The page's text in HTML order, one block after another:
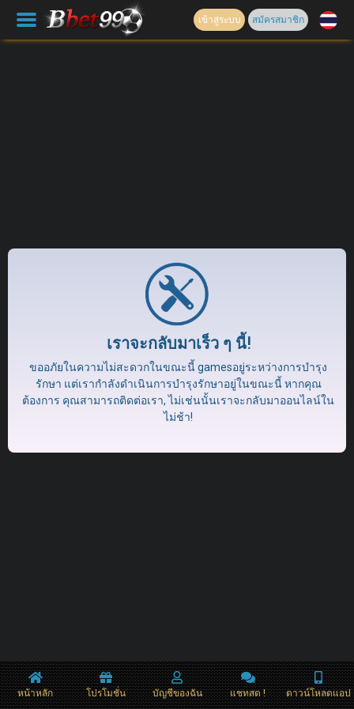
เข้าสู่ระบบ สมัครสมาชิก
เราจะกลับมาเร็ว ๆ นี้!
ขออภัยในความไม่สะดวกในขณะนี้ gamesอยู่ระหว่างการบำรุง
รักษา แต่เรากำลังดำเนินการบำรุงรักษาอยู่ในขณะนี้ หากคุณ
ต้องการ คุณสามารถติดต่อเรา, ไม่เช่นนั้นเราจะกลับมาออนไลน์ใน
ไม่ช้า!
หน้าหลัก โปรโมชั่น บัญชีของฉัน แชทสด ! ดาวน์โหลดแอป